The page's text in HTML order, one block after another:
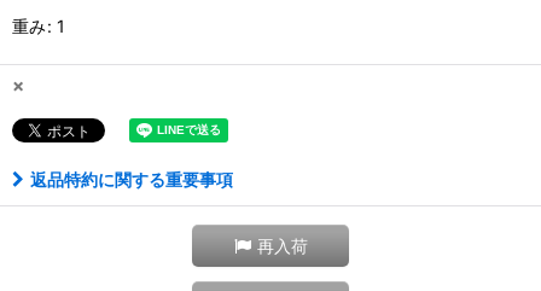
重み: 1
×
返品特約に関する重要事項
再入荷